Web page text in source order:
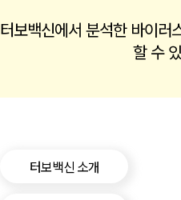
터보백신에서 분석한 바이러
할 수
터보백신 소개